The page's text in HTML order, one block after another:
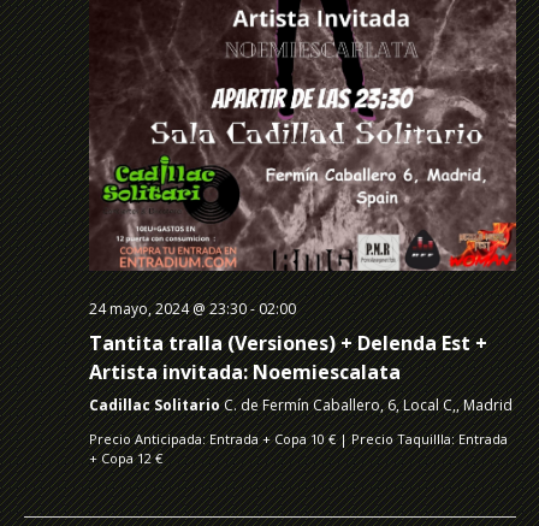
24 mayo, 2024 @ 23:30-02:00
Tantita tralla (Versiones) + Delenda Est +
Artista invitada: Noemiescalata
Cadillac SolitarioC. de Fermín Caballero, 6, Local C,, Madrid
Precio Anticipada: Entrada + Copa 10 € | Precio Taquillla: Entrada
+ Copa 12 €